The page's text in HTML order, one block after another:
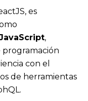
es
,
programación
con el
de herramientas